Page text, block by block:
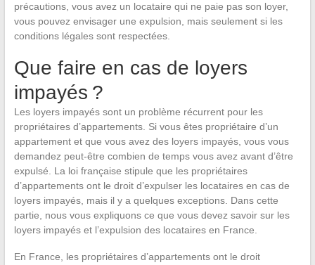
précautions, vous avez un locataire qui ne paie pas son loyer,
vous pouvez envisager une expulsion, mais seulement si les
conditions légales sont respectées.
Que faire en cas de loyers
impayés ?
Les loyers impayés sont un problème récurrent pour les
propriétaires d’appartements. Si vous êtes propriétaire d’un
appartement et que vous avez des loyers impayés, vous vous
demandez peut-être combien de temps vous avez avant d’être
expulsé. La loi française stipule que les propriétaires
d’appartements ont le droit d’expulser les locataires en cas de
loyers impayés, mais il y a quelques exceptions. Dans cette
partie, nous vous expliquons ce que vous devez savoir sur les
loyers impayés et l’expulsion des locataires en France.
En France, les propriétaires d’appartements ont le droit